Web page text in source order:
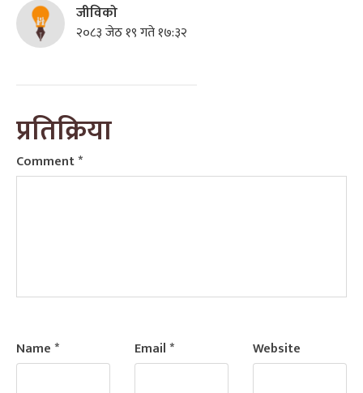
जीविको
२०८३ जेठ १९ गते १७:३२
प्रतिक्रिया
Comment*
Name* Email* Website